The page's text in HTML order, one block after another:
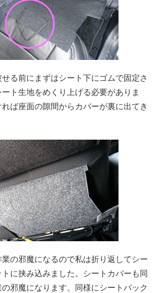
る前にまずはシート下にゴムで固定さ
ト生地をめくり上げる必要がありま
ば座面の隙間からカバーが裏に出てき
の邪魔になるので私は折り返してシー
トに挟み込みました。シートカバーも同
邪魔になります。同様にシートバック